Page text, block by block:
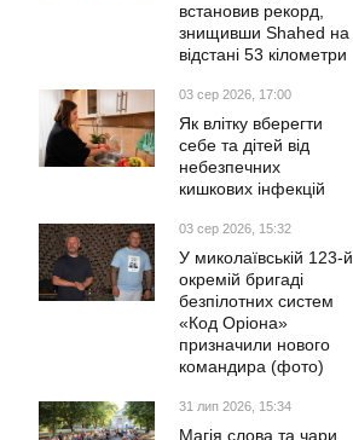
встановив рекорд,
знищивши Shahed на
відстані 53 кілометри
03 сер 2026, 17:00
Як влітку вберегти
себе та дітей від
небезпечних
кишкових інфекцій
03 сер 2026, 15:32
У миколаївській 123-й
окремій бригаді
безпілотних систем
«Код Оріона»
призначили нового
командира (фото)
31 лип 2026, 15:34
Магія слова та чари